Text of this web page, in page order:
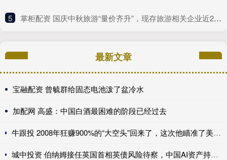
5 ​掌柜配资 国庆中秋旅游“量价齐升”，现存旅游相关企业近260万家
最新文章
宝融配资 曾毓群给固态电池泼了盆冷水
加配网 高盛：中国白酒最困难的阶段已经过去
牛跟投 2008年狂赚900%的“大空头”回来了，这次他瞄准了美国保险公司，甚至包括伯克希尔......
城中投资 伯纳姆接任英国首相英债风险待察，中国AI资产持续领涨，美国积极保障关键矿产---0624宏观脱水